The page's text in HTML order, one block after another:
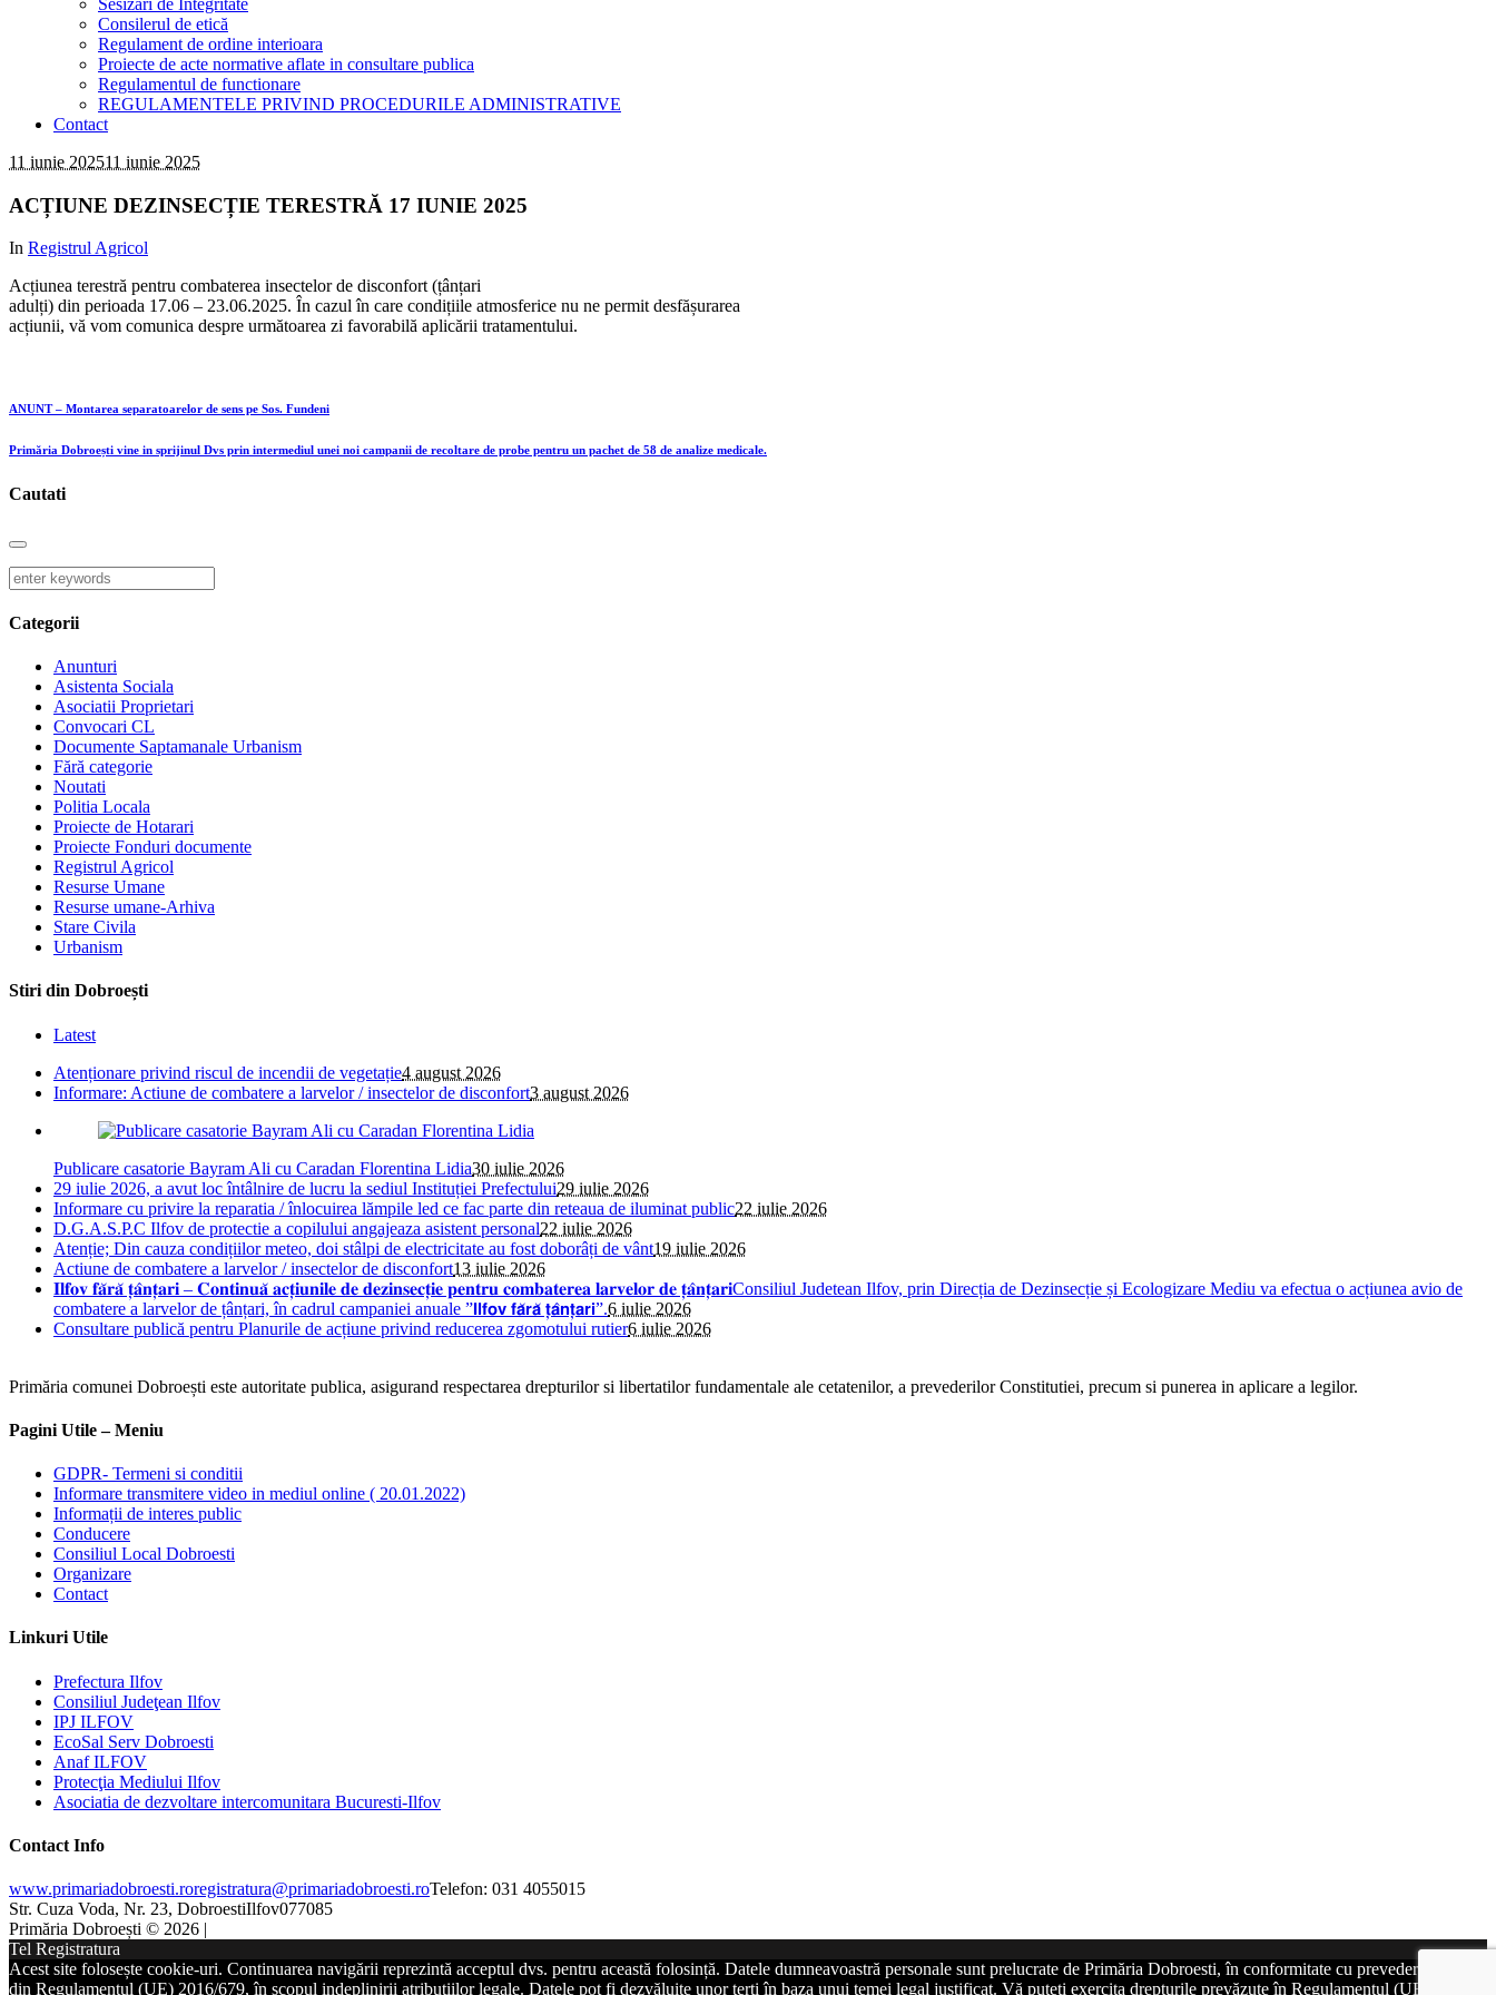
Sesizari de Integritate
Consilerul de etică
Regulament de ordine interioara
Proiecte de acte normative aflate in consultare publica
Regulamentul de functionare
REGULAMENTELE PRIVIND PROCEDURILE ADMINISTRATIVE
Contact
11 iunie 202511 iunie 2025
ACȚIUNE DEZINSECȚIE TERESTRĂ 17 IUNIE 2025
In Registrul Agricol
Acțiunea terestră pentru combaterea insectelor de disconfort (țânțari
adulți) din perioada 17.06 – 23.06.2025. În cazul în care condițiile atmosferice nu ne permit desfășurarea
acțiunii, vă vom comunica despre următoarea zi favorabilă aplicării tratamentului.
ANUNT – Montarea separatoarelor de sens pe Sos. Fundeni
Primăria Dobroești vine in sprijinul Dvs prin intermediul unei noi campanii de recoltare de probe pentru un pachet de 58 de analize medicale.
Cautati
Categorii
Anunturi
Asistenta Sociala
Asociatii Proprietari
Convocari CL
Documente Saptamanale Urbanism
Fără categorie
Noutati
Politia Locala
Proiecte de Hotarari
Proiecte Fonduri documente
Registrul Agricol
Resurse Umane
Resurse umane-Arhiva
Stare Civila
Urbanism
Stiri din Dobroești
Latest
Atenționare privind riscul de incendii de vegetație4 august 2026
Informare: Actiune de combatere a larvelor / insectelor de disconfort3 august 2026
Publicare casatorie Bayram Ali cu Caradan Florentina Lidia30 iulie 2026
29 iulie 2026, a avut loc întâlnire de lucru la sediul Instituției Prefectului29 iulie 2026
Informare cu privire la reparatia / înlocuirea lămpile led ce fac parte din reteaua de iluminat public22 iulie 2026
D.G.A.S.P.C Ilfov de protectie a copilului angajeaza asistent personal22 iulie 2026
Atenție; Din cauza condițiilor meteo, doi stâlpi de electricitate au fost doborâți de vânt19 iulie 2026
Actiune de combatere a larvelor / insectelor de disconfort13 iulie 2026
𝐈𝐥𝐟𝐨𝐯 𝐟𝐚̆𝐫𝐚̆ 𝐭̦𝐚̂𝐧𝐭̦𝐚𝐫𝐢 – 𝐂𝐨𝐧𝐭𝐢𝐧𝐮𝐚̆ 𝐚𝐜𝐭̦𝐢𝐮𝐧𝐢𝐥𝐞 𝐝𝐞 𝐝𝐞𝐳𝐢𝐧𝐬𝐞𝐜𝐭̦𝐢𝐞 𝐩𝐞𝐧𝐭𝐫𝐮 𝐜𝐨𝐦𝐛𝐚𝐭𝐞𝐫𝐞𝐚 𝐥𝐚𝐫𝐯𝐞𝐥𝐨𝐫 𝐝𝐞 𝐭̦𝐚̂𝐧𝐭̦𝐚𝐫𝐢Consiliul Judetean Ilfov, prin Direcția de Dezinsecție și Ecologizare Mediu va efectua o acțiunea avio de
combatere a larvelor de țânțari, în cadrul campaniei anuale ”𝗜𝗹𝗳𝗼𝘃 𝗳𝗮̆𝗿𝗮̆ 𝘁̦𝗮̂𝗻𝘁̦𝗮𝗿𝗶”.6 iulie 2026
Consultare publică pentru Planurile de acțiune privind reducerea zgomotului rutier6 iulie 2026
Primăria comunei Dobroești este autoritate publica, asigurand respectarea drepturilor si libertatilor fundamentale ale cetatenilor, a prevederilor Constitutiei, precum si punerea in aplicare a legilor.
Pagini Utile – Meniu
GDPR- Termeni si conditii
Informare transmitere video in mediul online ( 20.01.2022)
Informații de interes public
Conducere
Consiliul Local Dobroesti
Organizare
Contact
Linkuri Utile
Prefectura Ilfov
Consiliul Judeţean Ilfov
IPJ ILFOV
EcoSal Serv Dobroesti
Anaf ILFOV
Protecţia Mediului Ilfov
Asociatia de dezvoltare intercomunitara Bucuresti-Ilfov
Contact Info
www.primariadobroesti.roregistratura@primariadobroesti.roTelefon: 031 4055015
Str. Cuza Voda, Nr. 23, DobroestiIlfov077085
Primăria Dobroești © 2026 |
Tel Registratura
Acest site folosește cookie-uri. Continuarea navigării reprezintă acceptul dvs. pentru această folosință. Datele dumneavoastră personale sunt prelucrate de Primăria Dobroesti, în conformitate cu prevederile art. 6
din Regulamentul (UE) 2016/679, în scopul indeplinirii atribuțiilor legale. Datele pot fi dezvăluite unor terți în baza unui temei legal justificat. Vă puteți exercita drepturile prevăzute în Regulamentul (UE)